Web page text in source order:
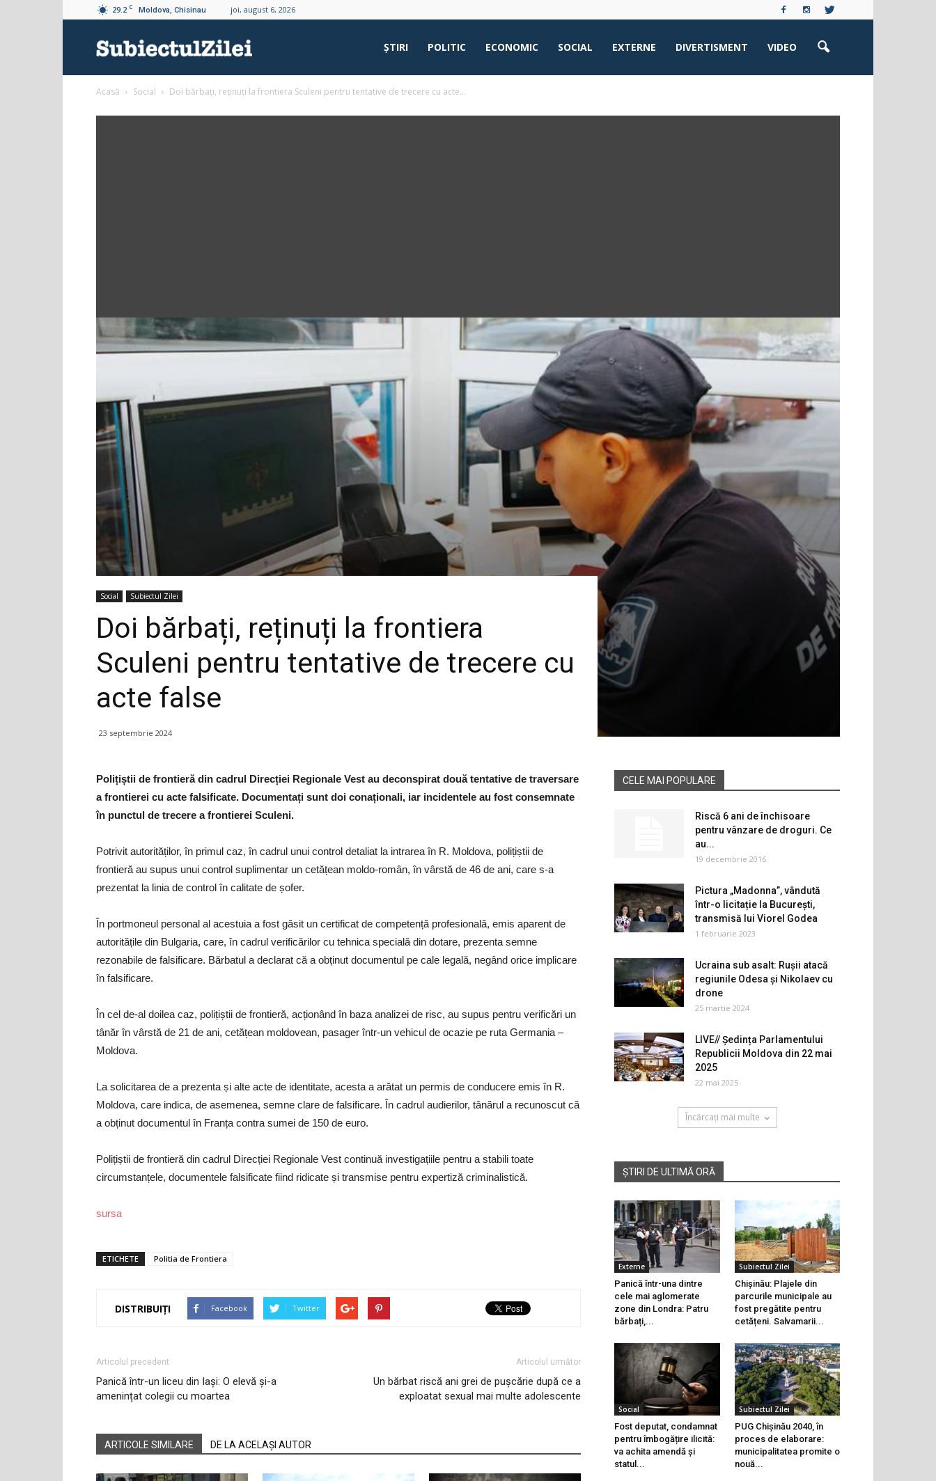
29.2 C Moldova, Chisinau joi, august 6, 2026
ŞTIRI POLITIC ECONOMIC SOCIAL EXTERNE DIVERTISMENT VIDEO
Acasă Social Doi bărbați, reținuți la frontiera Sculeni pentru tentative de trecere cu acte...
Social Subiectul Zilei
Doi bărbați, reținuți la frontiera
Sculeni pentru tentative de trecere cu
acte false
23 septembrie 2024
Polițiștii de frontieră din cadrul Direcției Regionale Vest au deconspirat două tentative de traversare
a frontierei cu acte falsificate. Documentați sunt doi conaționali, iar incidentele au fost consemnate
în punctul de trecere a frontierei Sculeni.
Potrivit autorităților, în primul caz, în cadrul unui control detaliat la intrarea în R. Moldova, polițiștii de
frontieră au supus unui control suplimentar un cetățean moldo-român, în vârstă de 46 de ani, care s-a
prezentat la linia de control în calitate de șofer.
În portmoneul personal al acestuia a fost găsit un certificat de competență profesională, emis aparent de
autoritățile din Bulgaria, care, în cadrul verificărilor cu tehnica specială din dotare, prezenta semne
rezonabile de falsificare. Bărbatul a declarat că a obținut documentul pe cale legală, negând orice implicare
în falsificare.
În cel de-al doilea caz, polițiștii de frontieră, acționând în baza analizei de risc, au supus pentru verificări un
tânăr în vârstă de 21 de ani, cetățean moldovean, pasager într-un vehicul de ocazie pe ruta Germania –
Moldova.
La solicitarea de a prezenta și alte acte de identitate, acesta a arătat un permis de conducere emis în R.
Moldova, care indica, de asemenea, semne clare de falsificare. În cadrul audierilor, tânărul a recunoscut că
a obținut documentul în Franța contra sumei de 150 de euro.
Polițiștii de frontieră din cadrul Direcției Regionale Vest continuă investigațiile pentru a stabili toate
circumstanțele, documentele falsificate fiind ridicate și transmise pentru expertiză criminalistică.
sursa
ETICHETE Politia de Frontiera
DISTRIBUIȚI Facebook Twitter
Articolul precedent
Panică într-un liceu din Iași: O elevă și-a
amenințat colegii cu moartea
Articolul următor
Un bărbat riscă ani grei de pușcărie după ce a
exploatat sexual mai multe adolescente
ARTICOLE SIMILARE DE LA ACELAȘI AUTOR
CELE MAI POPULARE
Riscă 6 ani de închisoare
pentru vânzare de droguri. Ce
au...
19 decembrie 2016
Pictura „Madonna”, vândută
într-o licitație la București,
transmisă lui Viorel Godea
1 februarie 2023
Ucraina sub asalt: Rușii atacă
regiunile Odesa și Nikolaev cu
drone
25 martie 2024
LIVE// Ședința Parlamentului
Republicii Moldova din 22 mai
2025
22 mai 2025
Încărcați mai multe
ȘTIRI DE ULTIMĂ ORĂ
Externe
Panică într-una dintre
cele mai aglomerate
zone din Londra: Patru
bărbați,...
Subiectul Zilei
Chișinău: Plajele din
parcurile municipale au
fost pregătite pentru
cetățeni. Salvamarii...
Social
Fost deputat, condamnat
pentru îmbogățire ilicită:
va achita amendă și
statul...
Subiectul Zilei
PUG Chișinău 2040, în
proces de elaborare:
municipalitatea promite o
nouă...